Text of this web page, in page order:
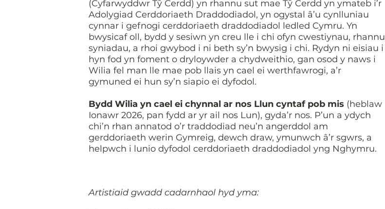
(Cyfarwyddwr Tŷ Cerdd) yn rhannu sut mae Tŷ Cerdd yn ymateb i’r
Adolygiad Cerddoriaeth Draddodiadol, yn ogystal â’u cynlluniau
cynnar i gefnogi cerddoriaeth draddodiadol ledled Cymru. Yn
bwysicaf oll, bydd y sesiwn yn creu lle i chi ofyn cwestiynau, rhannu
syniadau, a rhoi gwybod i ni beth sy’n bwysig i chi. Rydyn ni eisiau i
hyn fod yn foment o dryloywder a chydweithio, gan osod y naws i
Wilia fel man lle mae pob llais yn cael ei werthfawrogi, a’r
gymuned ei hun sy’n siapio ei dyfodol.
Bydd Wilia yn cael ei chynnal ar nos Llun cyntaf pob mis (heblaw
Ionawr 2026, pan fydd ar yr ail nos Lun), gyda’r nos. P’un a ydych
chi’n rhan annatod o’r traddodiad neu’n angerddol am
gerddoriaeth werin Gymreig, dewch draw, ymunwch â’r sgwrs, a
helpwch i lunio dyfodol cerddoriaeth draddodiadol yng Nghymru.
Artistiaid gwadd cadarnhaol hyd yma: